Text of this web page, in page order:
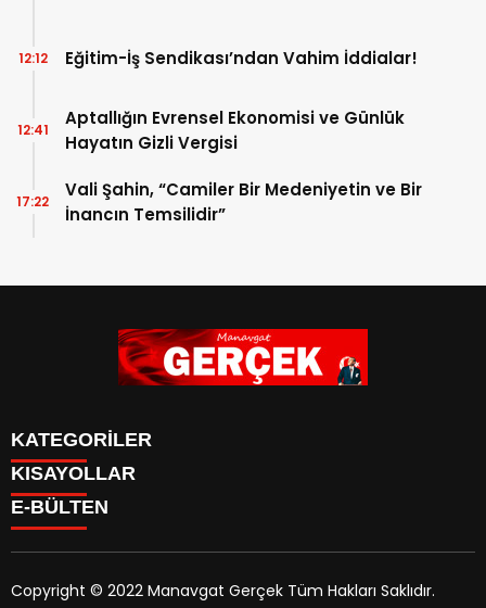
Eğitim-İş Sendikası’ndan Vahim İddialar!
12:12
Aptallığın Evrensel Ekonomisi ve Günlük
Hayatın Gizli Vergisi
12:41
Vali Şahin, “Camiler Bir Medeniyetin ve Bir
İnancın Temsilidir”
17:22
KATEGORİLER
Siyaset
Eğitim
Yazarlar
KISAYOLLAR
E-BÜLTEN
Copyright © 2022 Manavgat Gerçek Tüm Hakları Saklıdır.